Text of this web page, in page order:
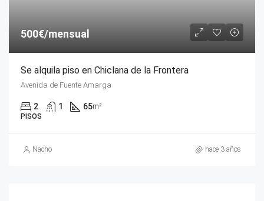
500€/mensual
Se alquila piso en Chiclana de la Frontera
Avenida de Fuente Amarga
2 1 65m²
PISOS
Nacho hace 3 años